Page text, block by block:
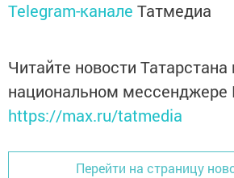
Telegram-канале Татмедиа
Читайте новости Татарстана
национальном мессенджере
https://max.ru/tatmedia
Перейти на страницу